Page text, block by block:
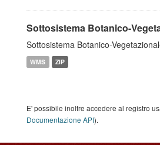
Sottosistema Botanico-
Sottosistema Botanico-
WMS ZIP
E' possibile inoltre accedere al registro
Documentazione API).